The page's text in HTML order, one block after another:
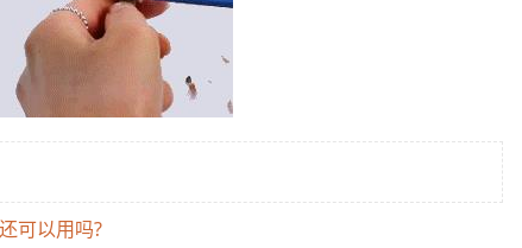
可以用吗?